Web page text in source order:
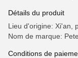
Détails du produit
Lieu d'origine: Xi'an,
Nom de marque:
Conditions de